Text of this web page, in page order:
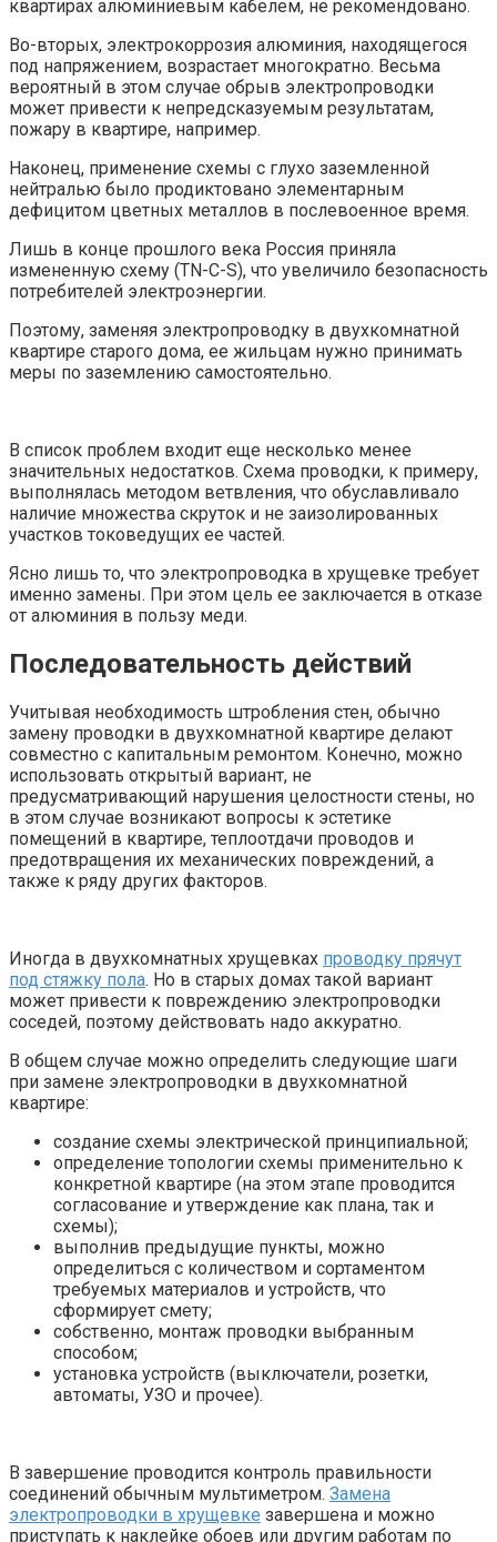
квартирах алюминиевым кабелем, не рекомендовано.
Во-вторых, электрокоррозия алюминия, находящегося
под напряжением, возрастает многократно. Весьма
вероятный в этом случае обрыв электропроводки
может привести к непредсказуемым результатам,
пожару в квартире, например.
Наконец, применение схемы с глухо заземленной
нейтралью было продиктовано элементарным
дефицитом цветных металлов в послевоенное время.
Лишь в конце прошлого века Россия приняла
измененную схему (TN-C-S), что увеличило безопасность
потребителей электроэнергии.
Поэтому, заменяя электропроводку в двухкомнатной
квартире старого дома, ее жильцам нужно принимать
меры по заземлению самостоятельно.
В список проблем входит еще несколько менее
значительных недостатков. Схема проводки, к примеру,
выполнялась методом ветвления, что обуславливало
наличие множества скруток и не заизолированных
участков токоведущих ее частей.
Ясно лишь то, что электропроводка в хрущевке требует
именно замены. При этом цель ее заключается в отказе
от алюминия в пользу меди.
Последовательность действий
Учитывая необходимость штробления стен, обычно
замену проводки в двухкомнатной квартире делают
совместно с капитальным ремонтом. Конечно, можно
использовать открытый вариант, не
предусматривающий нарушения целостности стены, но
в этом случае возникают вопросы к эстетике
помещений в квартире, теплоотдачи проводов и
предотвращения их механических повреждений, а
также к ряду других факторов.
Иногда в двухкомнатных хрущевках проводку прячут
под стяжку пола. Но в старых домах такой вариант
может привести к повреждению электропроводки
соседей, поэтому действовать надо аккуратно.
В общем случае можно определить следующие шаги
при замене электропроводки в двухкомнатной
квартире:
создание схемы электрической принципиальной;
определение топологии схемы применительно к
конкретной квартире (на этом этапе проводится
согласование и утверждение как плана, так и
схемы);
выполнив предыдущие пункты, можно
определиться с количеством и сортаментом
требуемых материалов и устройств, что
сформирует смету;
собственно, монтаж проводки выбранным
способом;
установка устройств (выключатели, розетки,
автоматы, УЗО и прочее).
В завершение проводится контроль правильности
соединений обычным мультиметром. Замена
электропроводки в хрущевке завершена и можно
приступать к наклейке обоев или другим работам по